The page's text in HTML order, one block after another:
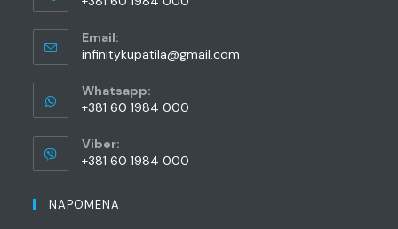
in
your
application
Email:
infinitykupatila@gmail.com
Whatsapp:
+381 60 1984 000
in
your
Viber:
+381 60 1984 000
in
NAPOMENA